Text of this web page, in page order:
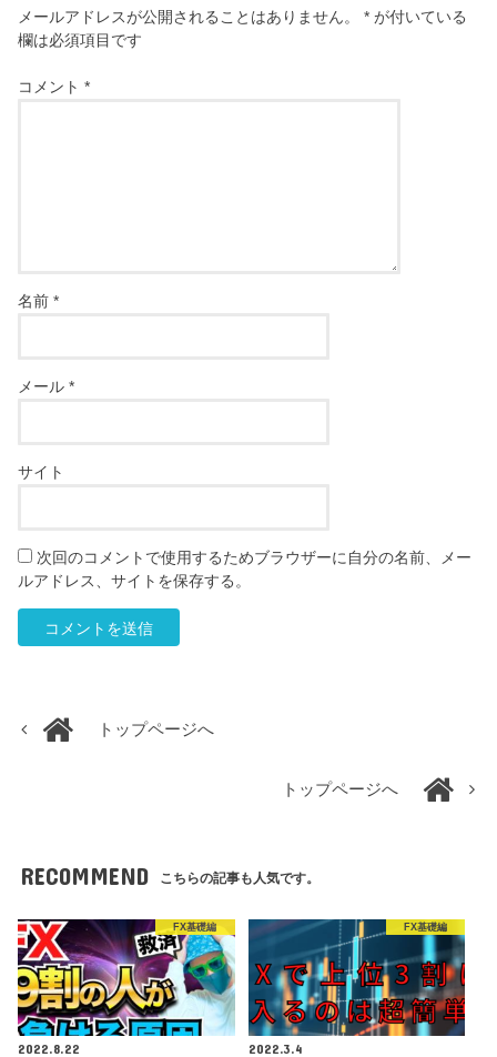
メールアドレスが公開されることはありません。 * が付いている
欄は必須項目です
コメント*
名前*
メール*
サイト
次回のコメントで使用するためブラウザーに自分の名前、メー
ルアドレス、サイトを保存する。
トップページへ
トップページへ
RECOMMEND こちらの記事も人気です。
FX基礎編
2022.8.22
FX基礎編
2022.3.4